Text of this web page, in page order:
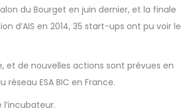
du Bourget en juin dernier, et la finale
d’AIS en 2014, 35 start-ups ont pu voir le
et de nouvelles actions sont prévues en
ESA BIC en France.